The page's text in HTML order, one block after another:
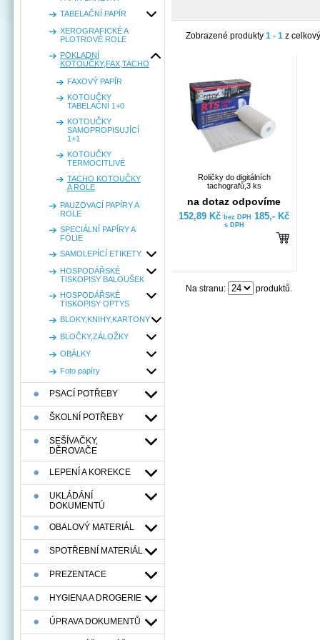
TABELAČNÍ PAPÍR
XEROGRAFICKÉ A
PLOTROVÉ ROLE
POKLADNÍ
KOTOUČKY,FAX,TACHO
FAXOVÝ PAPÍR
KOTOUČKY
TABELAČNÍ 1+0
KOTOUČKY
SAMOPROPISUJÍCÍ
1+1
KOTOUČKY
TERMOCITLIVÉ
TACHO KOTOUČKY
A ROLE
PAUZOVACÍ PAPÍRY A
ROLE
SPECIÁLNÍ PAPÍRY A
FÓLIE
SAMOLEPÍCÍ ETIKETY
HOSPODÁŘSKÉ
TISKOPISY BALOUŠEK
HOSPODÁŘSKÉ
TISKOPISY OPTYS
BLOKY,KNIHY,KARTONY
BLOČKY,ZÁLOŽKY
OBÁLKY
Foto papíry
PSACÍ POTŘEBY
ŠKOLNÍ POTŘEBY
SEŠÍVAČKY,
DĚROVAČE
LEPENÍ A KOREKCE
UKLÁDÁNÍ
DOKUMENTÚ
OBALOVÝ MATERIÁL
SPOTŘEBNÍ MATERIÁL
PREZENTACE
HYGIENA A DROGERIE
ÚPRAVA DOKUMENTŮ
Zobrazené produkty 1 - 1 z
Roličky do digitálních
tachografů,3 ks
na dotaz odpovíme
152,89 Kč bez DPH 185,- Kč
s DPH
Na stranu: produktů.